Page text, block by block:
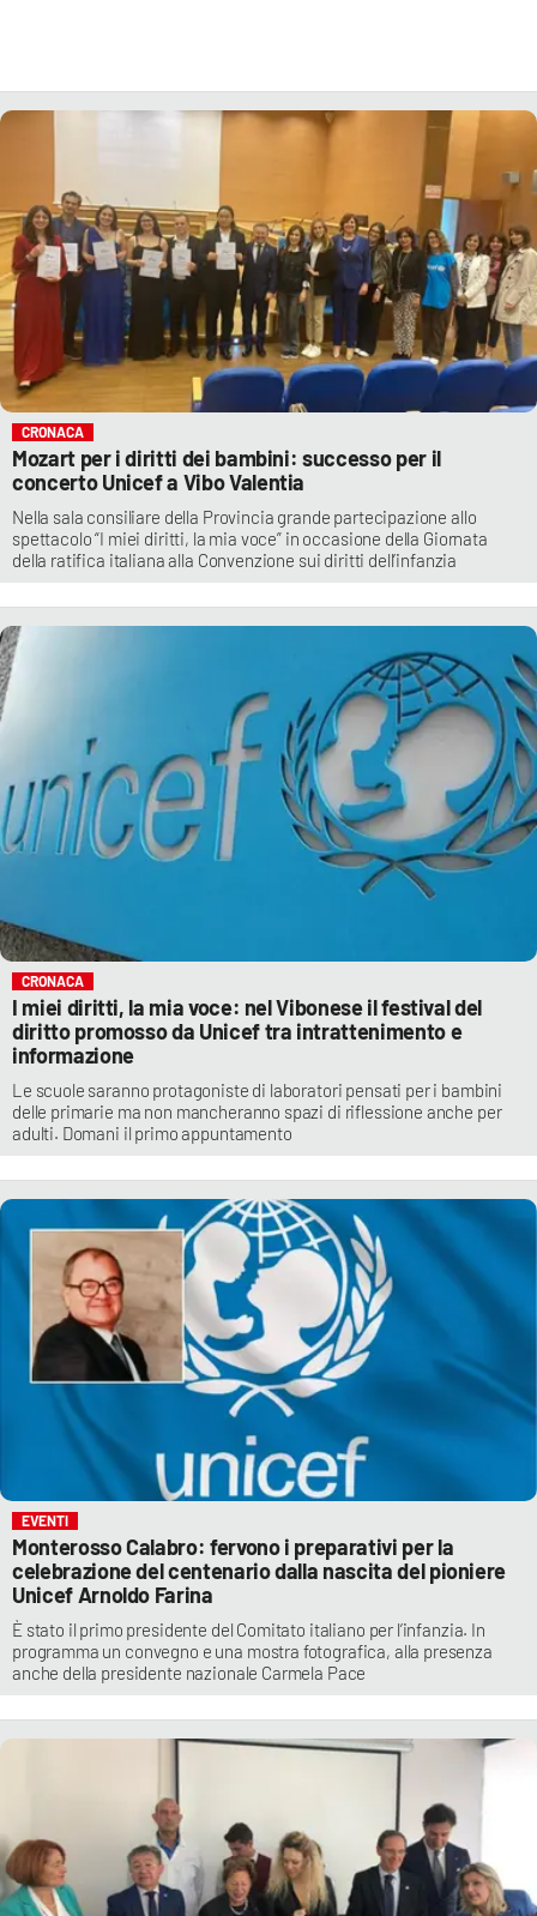
APPLE
CRONACA
Mozart per i diritti dei bambini: successo per il
concerto Unicef a Vibo Valentia
Nella sala consiliare della Provincia grande partecipazione allo
spettacolo “I miei diritti, la mia voce” in occasione della Giornata
della ratifica italiana alla Convenzione sui diritti dell’infanzia
CRONACA
I miei diritti, la mia voce: nel Vibonese il festival del
diritto promosso da Unicef tra intrattenimento e
informazione
Le scuole saranno protagoniste di laboratori pensati per i bambini
delle primarie ma non mancheranno spazi di riflessione anche per
adulti. Domani il primo appuntamento
EVENTI
Monterosso Calabro: fervono i preparativi per la
celebrazione del centenario dalla nascita del pioniere
Unicef Arnoldo Farina
È stato il primo presidente del Comitato italiano per l’infanzia. In
programma un convegno e una mostra fotografica, alla presenza
anche della presidente nazionale Carmela Pace